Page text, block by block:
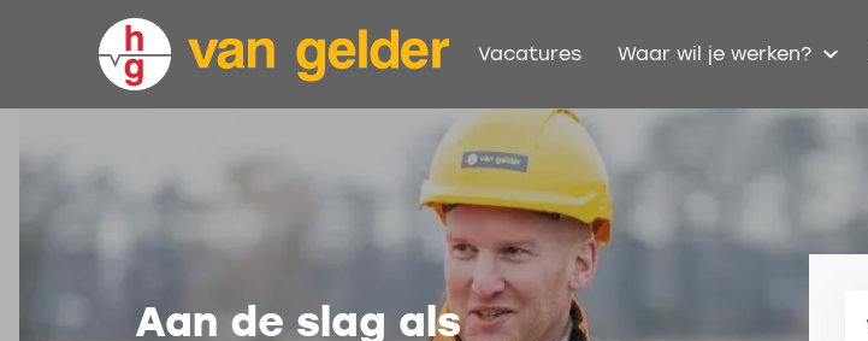
Vacatures Waar wil je werken?
Aan de slag als